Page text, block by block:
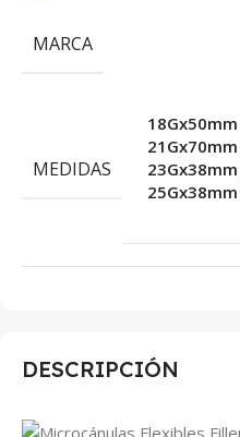
DESCRIPCIÓN
MARCA
MEDIDAS
18Gx50mm
21Gx70mm
23Gx38mm
25Gx38mm